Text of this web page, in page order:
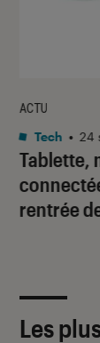
Tablette,
rentrée
ACTU
Tech • 24
Les